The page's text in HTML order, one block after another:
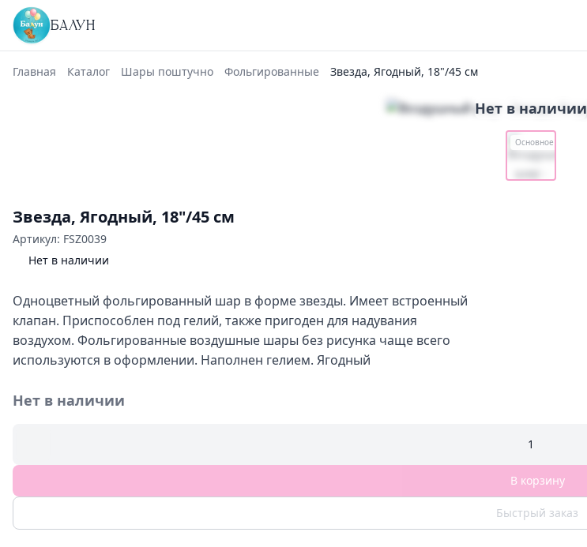
БАЛУН
Главная Каталог Шары поштучно Фольгированные Звезда, Ягодный, 18"/45 см
Нет в наличии
Основное
Звезда, Ягодный, 18"/45 см
Артикул: FSZ0039
Нет в наличии
Одноцветный фольгированный шар в форме звезды. Имеет встроенный
клапан. Приспособлен под гелий, также пригоден для надувания
воздухом. Фольгированные воздушные шары без рисунка чаще всего
используются в оформлении. Наполнен гелием. Ягодный
Нет в наличии
1
В корзину
Быстрый заказ